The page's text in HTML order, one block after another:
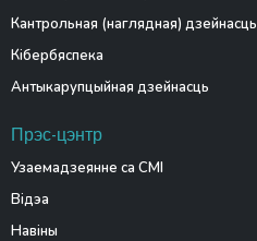
Кантрольная (наглядная) дзейнасць
Кібербяспека
Антыкарупцыйная дзейнасць
Прэс-цэнтр
Узаемадзеянне са СМІ
Відэа
Навіны